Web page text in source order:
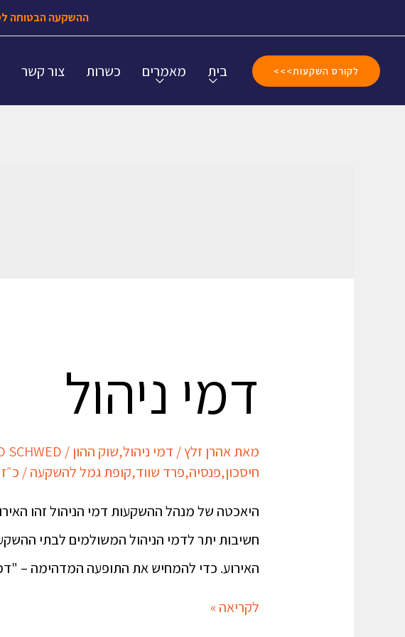
ההשקעה הבטוחה
לקורס השקעות>>> בית מאמרים כשרות צור קשר
דמי ניהול
מאתאהרן זלץ / דמי ניהול,שוק ההון/
SCHWED
חיסכון,פנסיה,פרד שווד,קופת גמל להשקעה/ כ״ז
היאכטה של מנהל ההשקעות דמי הניהול זהו
חשיבות יתר לדמי הניהול המשולמים לבתי
האירוע. כדי להמחיש את התופעה המדהימה –
לקריאה »